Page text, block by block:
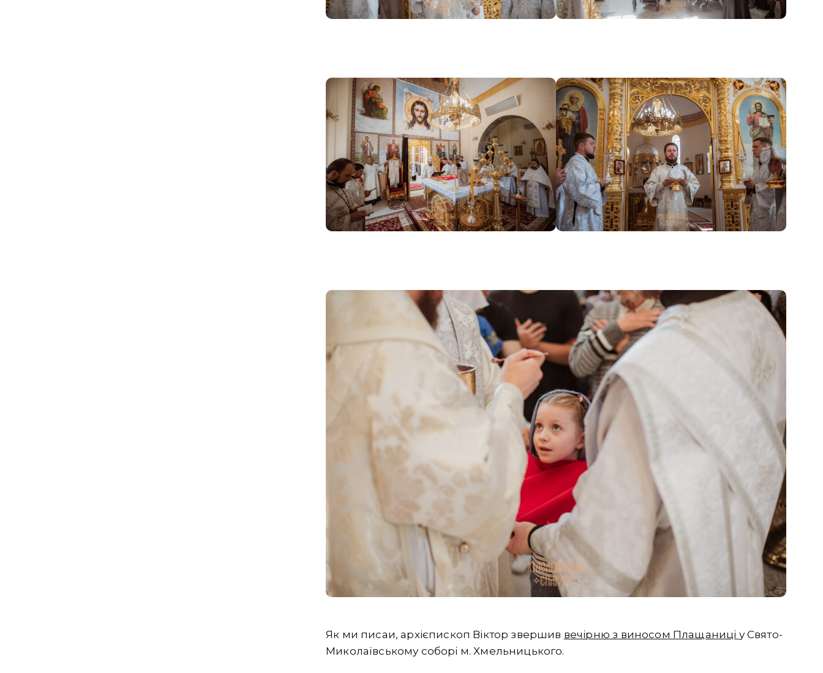
Як ми писаи, архієпископ Віктор звершив вечірню з виносом Плащаниці у Свято-
Миколаївському соборі м. Хмельницького.